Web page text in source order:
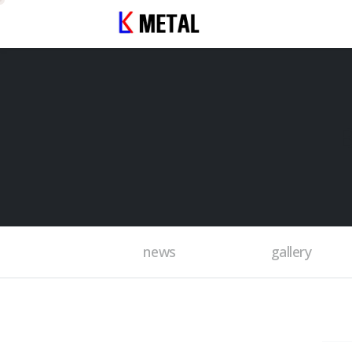
news gallery